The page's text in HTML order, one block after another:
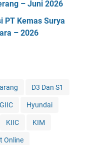
– Juni 2026
PT Kemas Surya
– 2026
D3 Dan S1
GIIC Hyundai
KIIC KIM
Online